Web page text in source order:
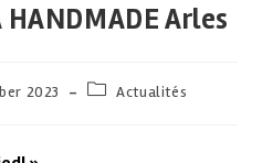
Arles
2023 Actualités